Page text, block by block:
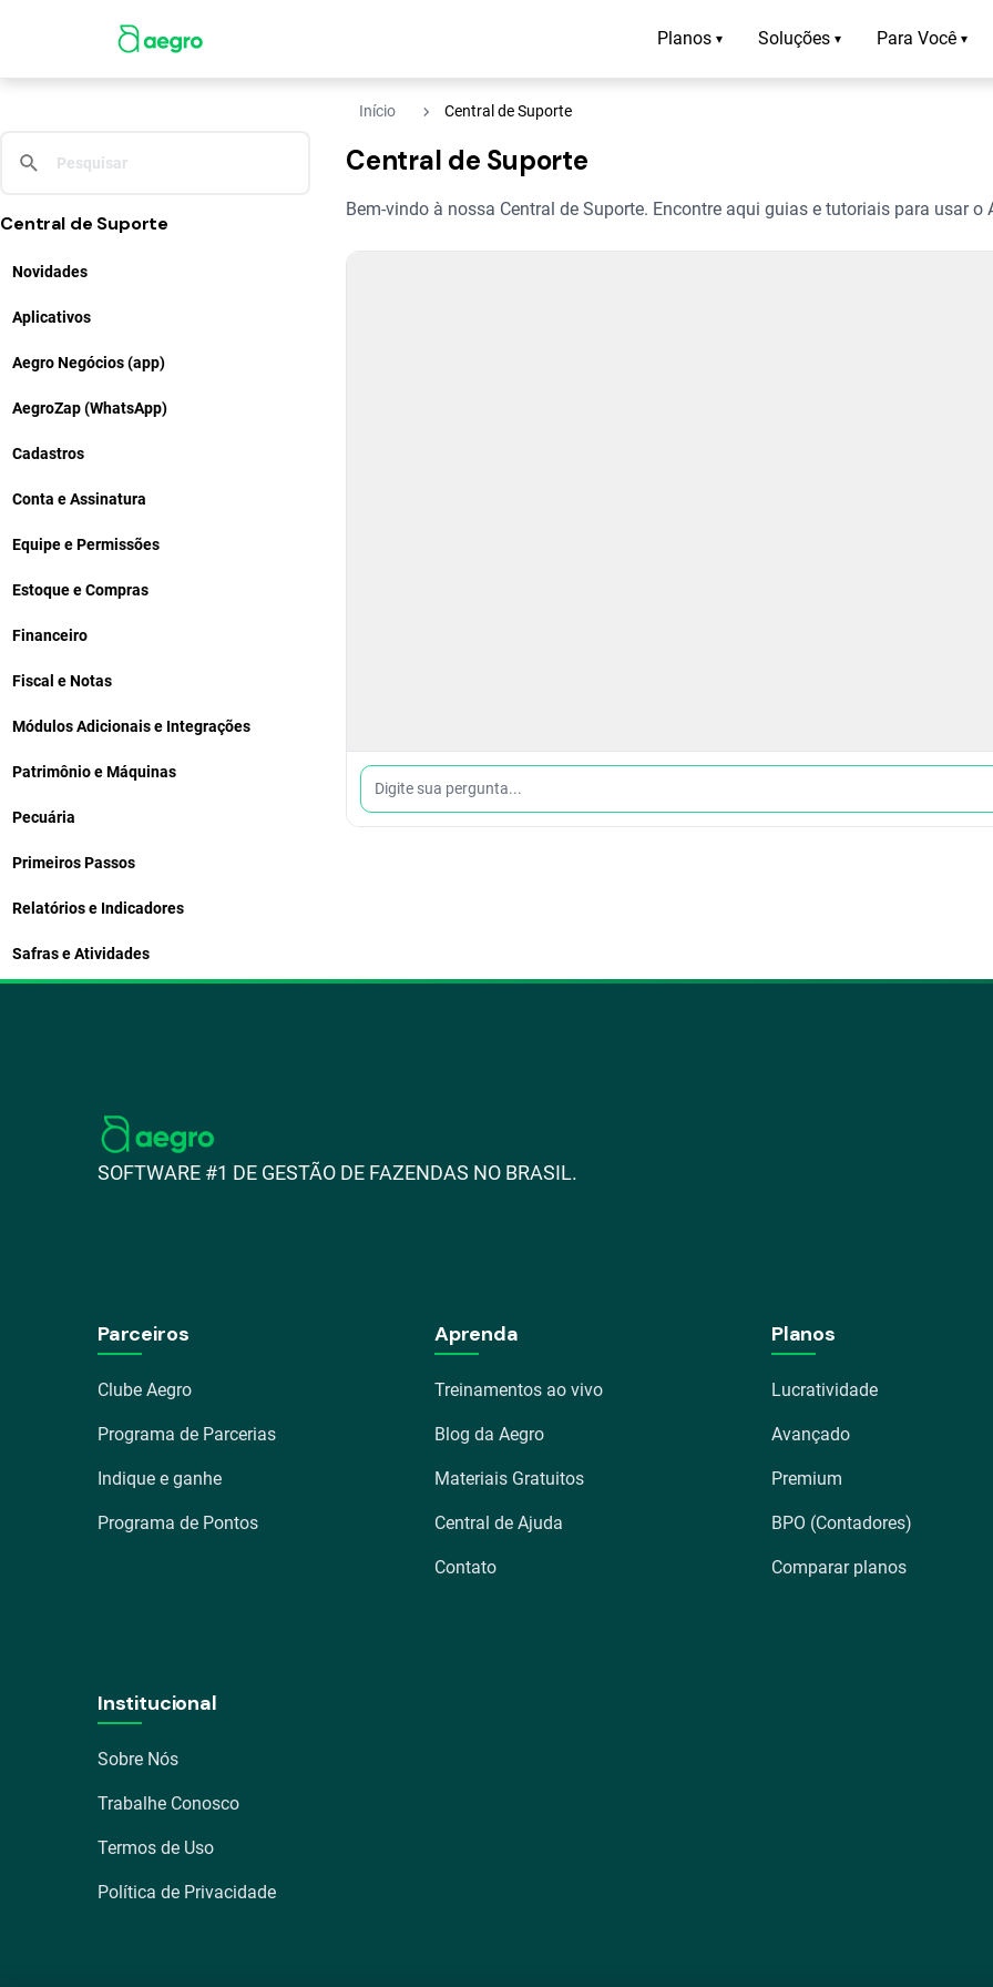
Planos ▾ Soluções ▾ Para Você ▾
Central de Suporte
Novidades
Aplicativos
Aegro Negócios (app)
AegroZap (WhatsApp)
Cadastros
Conta e Assinatura
Equipe e Permissões
Estoque e Compras
Financeiro
Fiscal e Notas
Módulos Adicionais e Integrações
Patrimônio e Máquinas
Pecuária
Primeiros Passos
Relatórios e Indicadores
Safras e Atividades
Início navigate_next Central de Suporte
Central de Suporte
Bem-vindo à nossa Central de Suporte. Encontre aqui guias e tutoriais para usar o
SOFTWARE #1 DE GESTÃO DE FAZENDAS NO BRASIL.
Parceiros
Clube Aegro
Programa de Parcerias
Indique e ganhe
Programa de Pontos
Aprenda
Treinamentos ao vivo
Blog da Aegro
Materiais Gratuitos
Central de Ajuda
Contato
Planos
Lucratividade
Avançado
Premium
BPO (Contadores)
Comparar planos
Institucional
Sobre Nós
Trabalhe Conosco
Termos de Uso
Política de Privacidade